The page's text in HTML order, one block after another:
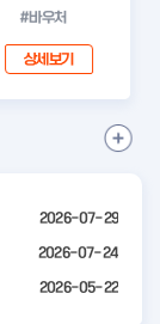
#바우처
상세보기
2026-07-29
2026-07-24
2026-05-22
공
항
보
기